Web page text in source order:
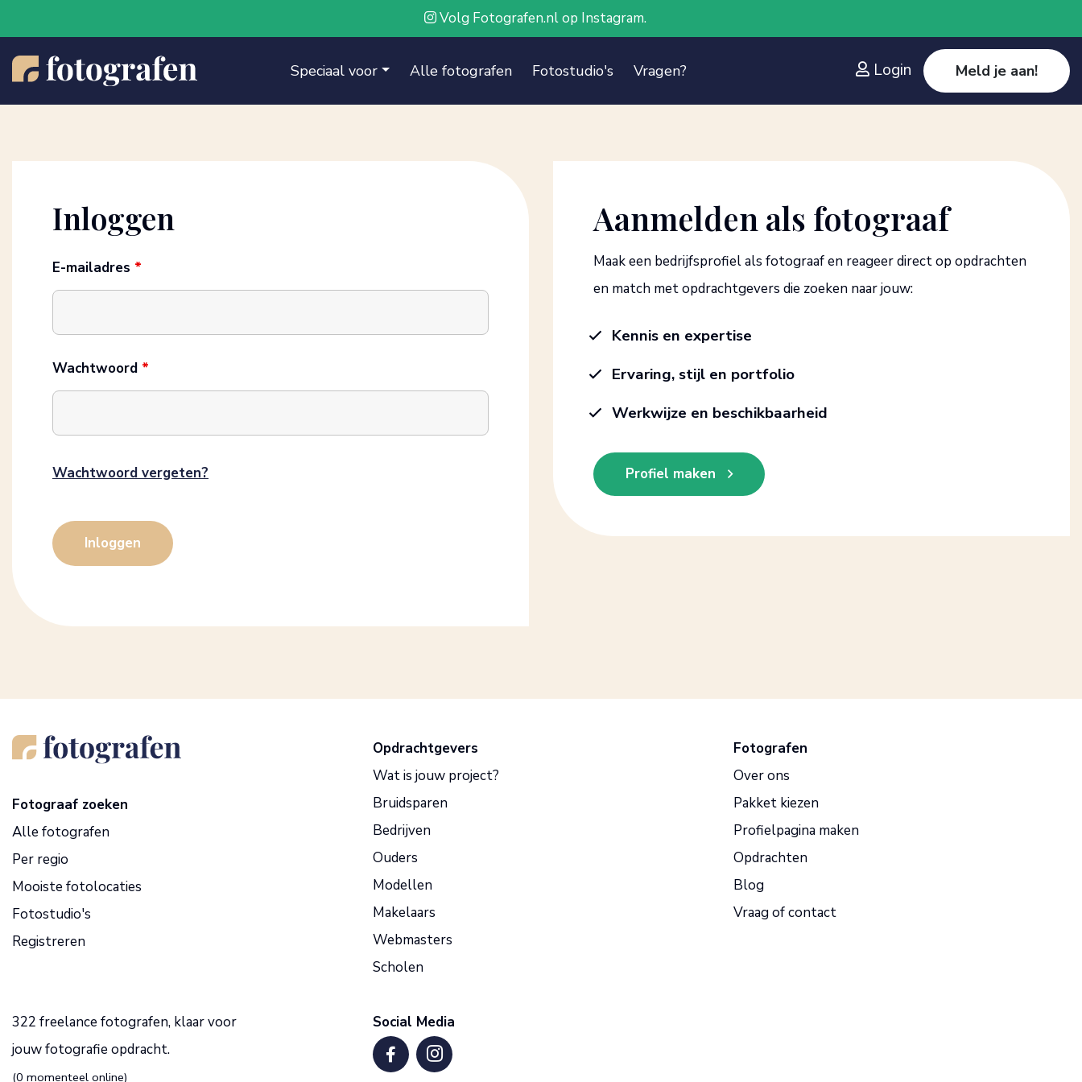
Volg Fotografen.nl op Instagram.
Speciaal voor Alle fotografen Fotostudio's Vragen? Login Meld je aan!
Inloggen
E-mailadres *
Wachtwoord *
Wachtwoord vergeten?
Aanmelden als fotograaf
Maak een bedrijfsprofiel als fotograaf en reageer direct op opdrachten
en match met opdrachtgevers die zoeken naar jouw:
Kennis en expertise
Ervaring, stijl en portfolio
Werkwijze en beschikbaarheid
Profiel maken
Fotograaf zoeken
Alle fotografen
Per regio
Mooiste fotolocaties
Fotostudio's
Registreren
Opdrachtgevers
Wat is jouw project?
Bruidsparen
Bedrijven
Ouders
Modellen
Makelaars
Webmasters
Scholen
Fotografen
Over ons
Pakket kiezen
Profielpagina maken
Opdrachten
Blog
Vraag of contact
322 freelance fotografen, klaar voor
jouw fotografie opdracht.
(0 momenteel online)
Social Media